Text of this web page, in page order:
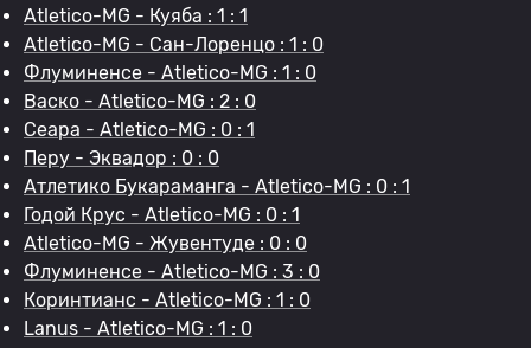
Atletico-MG - Куяба : 1 : 1
Atletico-MG - Сан-Лоренцо : 1 : 0
Флуминенсе - Atletico-MG : 1 : 0
Васко - Atletico-MG : 2 : 0
Сеара - Atletico-MG : 0 : 1
Перу - Эквадор : 0 : 0
Атлетико Букараманга - Atletico-MG : 0 : 1
Годой Крус - Atletico-MG : 0 : 1
Atletico-MG - Жувентуде : 0 : 0
Флуминенсе - Atletico-MG : 3 : 0
Коринтианс - Atletico-MG : 1 : 0
Lanus - Atletico-MG : 1 : 0